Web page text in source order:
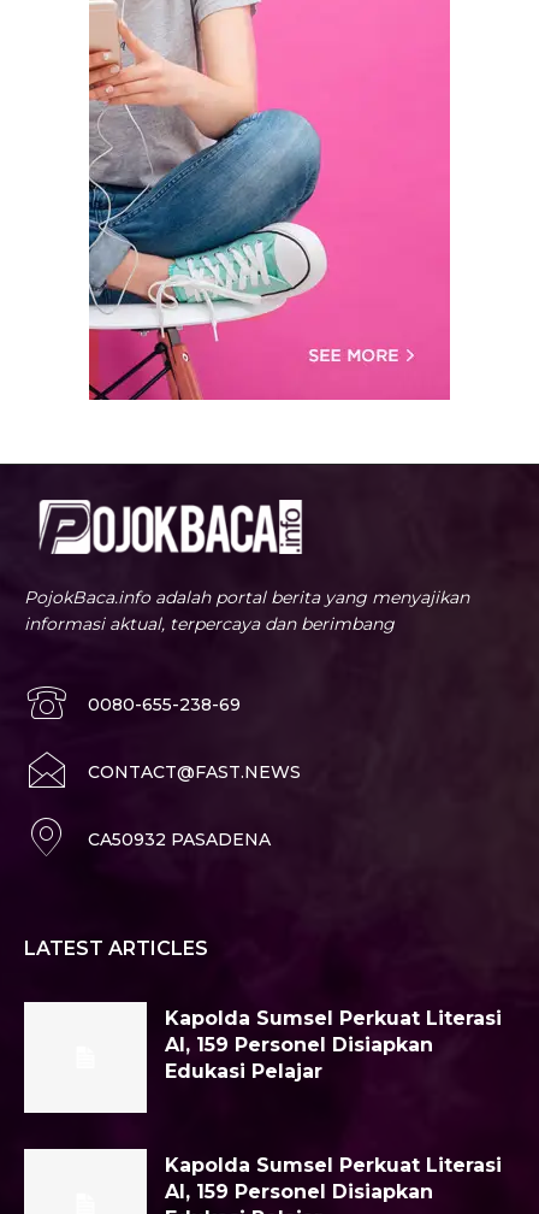
PojokBaca.info adalah portal berita yang menyajikan
informasi aktual, terpercaya dan berimbang
0080-655-238-69
CONTACT@FAST.NEWS
CA50932 PASADENA
LATEST ARTICLES
Kapolda Sumsel Perkuat Literasi
AI, 159 Personel Disiapkan
Edukasi Pelajar
Kapolda Sumsel Perkuat Literasi
AI, 159 Personel Disiapkan